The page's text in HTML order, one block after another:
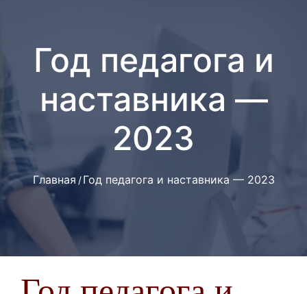
Год педагога и
наставника —
2023
Главная Год педагога и наставника — 2023